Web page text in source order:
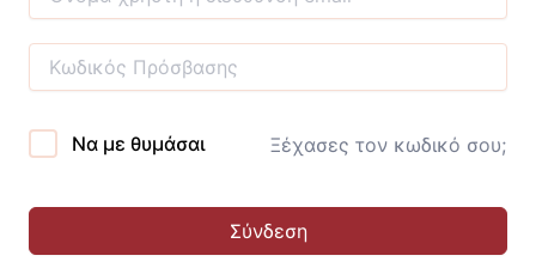
Να με θυμάσαι Ξέχασες τον κωδικό σου;
Σύνδεση